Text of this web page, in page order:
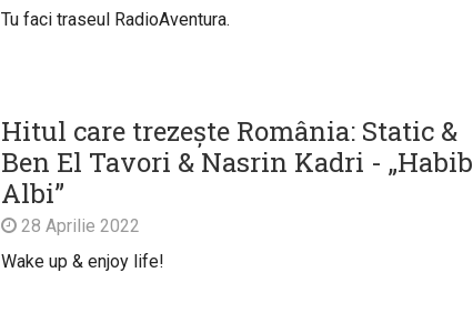
Tu faci traseul RadioAventura.
Hitul care trezește România: Static &
Ben El Tavori & Nasrin Kadri - „Habib
Albi”
28 Aprilie 2022
Wake up & enjoy life!